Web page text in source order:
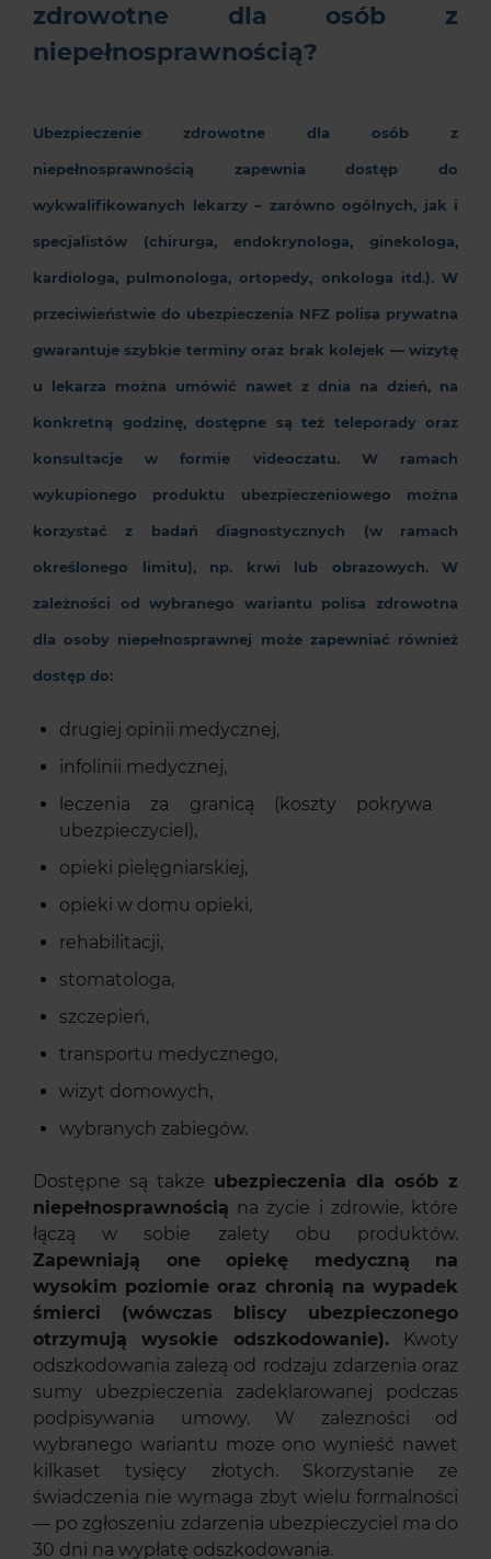
zdrowotne dla osób z
niepełnosprawnością?
Ubezpieczenie zdrowotne dla osób z
niepełnosprawnością zapewnia dostęp do
wykwalifikowanych lekarzy – zarówno ogólnych, jak i
specjalistów (chirurga, endokrynologa, ginekologa,
kardiologa, pulmonologa, ortopedy, onkologa itd.). W
przeciwieństwie do ubezpieczenia NFZ polisa prywatna
gwarantuje szybkie terminy oraz brak kolejek — wizytę
u lekarza można umówić nawet z dnia na dzień, na
konkretną godzinę, dostępne są też teleporady oraz
konsultacje w formie videoczatu. W ramach
wykupionego produktu ubezpieczeniowego można
korzystać z badań diagnostycznych (w ramach
określonego limitu), np. krwi lub obrazowych. W
zależności od wybranego wariantu polisa zdrowotna
dla osoby niepełnosprawnej może zapewniać również
dostęp do:
drugiej opinii medycznej,
infolinii medycznej,
leczenia za granicą (koszty pokrywa
ubezpieczyciel),
opieki pielęgniarskiej,
opieki w domu opieki,
rehabilitacji,
stomatologa,
szczepień,
transportu medycznego,
wizyt domowych,
wybranych zabiegów.
Dostępne są także ubezpieczenia dla osób z
niepełnosprawnością na życie i zdrowie, które
łączą w sobie zalety obu produktów.
Zapewniają one opiekę medyczną na
wysokim poziomie oraz chronią na wypadek
śmierci (wówczas bliscy ubezpieczonego
otrzymują wysokie odszkodowanie).
Kwoty
odszkodowania zależą od rodzaju zdarzenia oraz
sumy ubezpieczenia zadeklarowanej podczas
podpisywania umowy. W zależności od
wybranego wariantu może ono wynieść nawet
kilkaset tysięcy złotych. Skorzystanie ze
świadczenia nie wymaga zbyt wielu formalności
— po zgłoszeniu zdarzenia ubezpieczyciel ma do
30 dni na wypłatę odszkodowania.